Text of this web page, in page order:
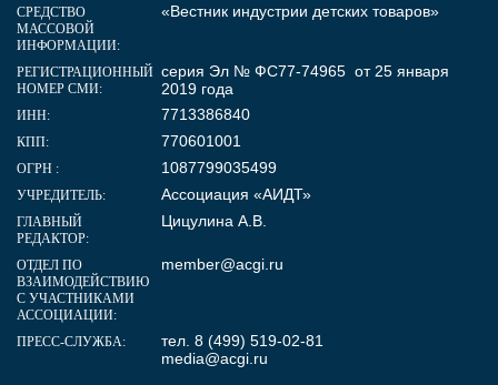
СРЕДСТВО
МАССОВОЙ
ИНФОРМАЦИИ:
«Вестник индустрии детских товаров»
РЕГИСТРАЦИОННЫЙ
НОМЕР СМИ:
серия Эл № ФС77-74965 от 25 января
2019 года
ИНН: 7713386840
КПП: 770601001
ОГРН : 1087799035499
УЧРЕДИТЕЛЬ: Ассоциация «АИДТ»
ГЛАВНЫЙ
РЕДАКТОР:
Цицулина А.В.
ОТДЕЛ ПО
ВЗАИМОДЕЙСТВИЮ
С УЧАСТНИКАМИ
АССОЦИАЦИИ:
member@acgi.ru
ПРЕСС-СЛУЖБА:
тел. 8 (499) 519-02-81
media@acgi.ru